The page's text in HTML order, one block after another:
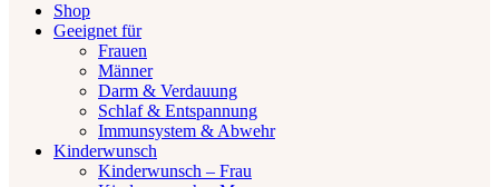
Shop
Geeignet für
Frauen
Männer
Darm & Verdauung
Schlaf & Entspannung
Immunsystem & Abwehr
Kinderwunsch
Kinderwunsch – Frau